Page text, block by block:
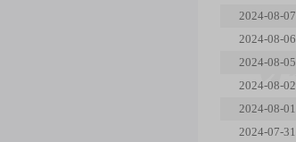
2024-08-07
2024-08-06
2024-08-05
2024-08-02
2024-08-01
2024-07-31